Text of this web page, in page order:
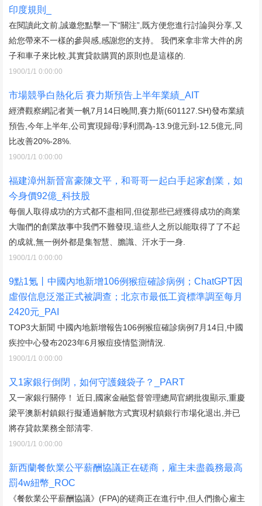
印度規則_
在閱讀此文前,誠邀您點擊一下“關注”,既方便您進行討論與分享,又
給您帶來不一樣的參與感,感謝您的支持。 我們來拿非常大件的房
子和車子來比較,其實貸款購買的原則也是這樣的.
1900/1/1 0:00:00
市場競爭白熱化后 賽力斯預告上半年業績_AIT
經濟觀察網記者黃一帆7月14日晚間,賽力斯(601127.SH)發布業績
預告,今年上半年,公司實現歸母凈利潤為-13.9億元到-12.5億元,同
比改善20%-28%.
1900/1/1 0:00:00
福建漳州新晉富豪陳文平，和哥哥一起白手起家創業，如
今身價92億_科技股
每個人取得成功的方式都不盡相同,但從那些已經獲得成功的商業
大咖們的創業故事中我們不難發現,這些人之所以能取得了了不起
的成就,無一例外都是集智慧、膽識、汗水于一身.
1900/1/1 0:00:00
9點1氪丨中國內地新增106例猴痘確診病例；ChatGPT因
虛假信息泛濫正式被調查；北京市最低工資標準調至每月
2420元_PAI
TOP3大新聞 中國內地新增報告106例猴痘確診病例7月14日,中國
疾控中心發布2023年6月猴痘疫情監測情況.
1900/1/1 0:00:00
又1家銀行倒閉，如何守護錢袋子？_PART
又一家銀行關停！ 近日,國家金融監督管理總局官網批復顯示,重慶
梁平澳新村鎮銀行擬通過解散方式實現村鎮銀行市場化退出,并已
將存貸款業務全部清零.
1900/1/1 0:00:00
新西蘭餐飲業公平薪酬協議正在磋商，雇主未盡義務最高
罰4w紐幣_ROC
《餐飲業公平薪酬協議》(FPA)的磋商正在進行中,但人們擔心雇主